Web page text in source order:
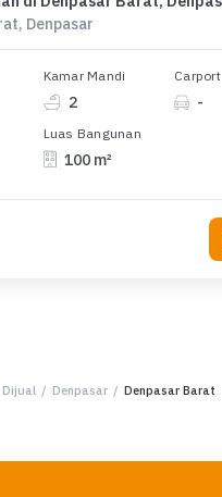
Denpasar
Kamar Mandi
2
Carport
-
Luas Bangunan
100 m²
Dijual / Denpasar / Denpasar Barat